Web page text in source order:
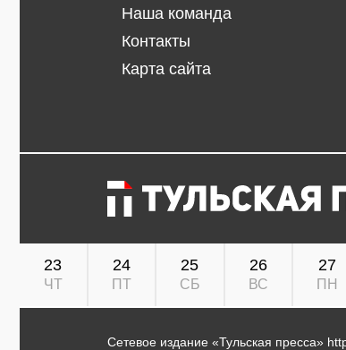
Наша команда
Контакты
Карта сайта
23
ЧТ
24
ПТ
25
СБ
26
ВС
27
ПН
Сетевое издание «Тульская пресса»